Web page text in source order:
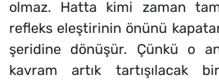
olmaz. Hatta kimi zaman
refleks eleştirinin önünü
şeridine dönüşür. Çünkü o
kavram artık tartışılacak